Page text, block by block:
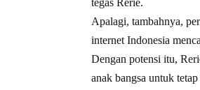
tegas Rerie.
Apalagi, tambahnya,
internet Indonesia
Dengan potensi itu,
anak bangsa untuk